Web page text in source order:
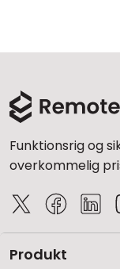
Funktionsrig og
overkommelig
Produkt